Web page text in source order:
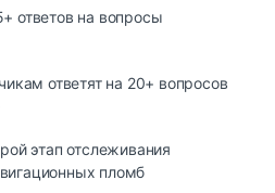
ответов на вопросы
ответят на 20+ вопросов
этап отслеживания
пломб